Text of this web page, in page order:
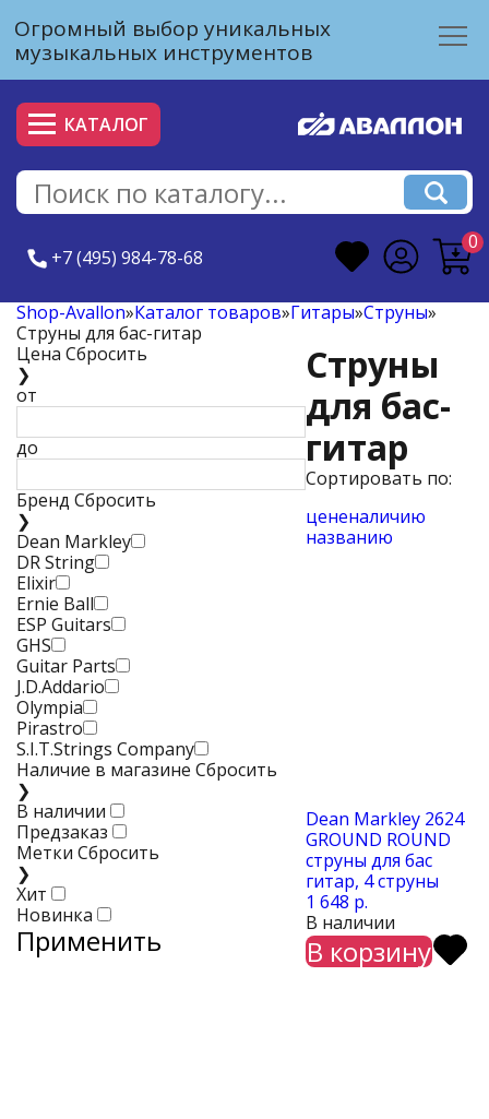
Огромный выбор уникальных
музыкальных инструментов
КАТАЛОГ
+7 (495) 984-78-68
0
Shop-Avallon»Каталог товаров»Гитары»Струны»
Струны для бас-гитар
Цена Сбросить
❯
от
до
Бренд Сбросить
❯
Dean Markley
DR String
Elixir
Ernie Ball
ESP Guitars
GHS
Guitar Parts
J.D.Addario
Olympia
Pirastro
S.I.T.Strings Company
Наличие в магазине Сбросить
❯
В наличии
Предзаказ
Метки Сбросить
❯
Хит
Новинка
Применить
Струны
для бас-
гитар
Сортировать по:
цененаличию
названию
Dean Markley 2624
GROUND ROUND
струны для бас
гитар, 4 струны
1 648 р.
В наличии
В корзину